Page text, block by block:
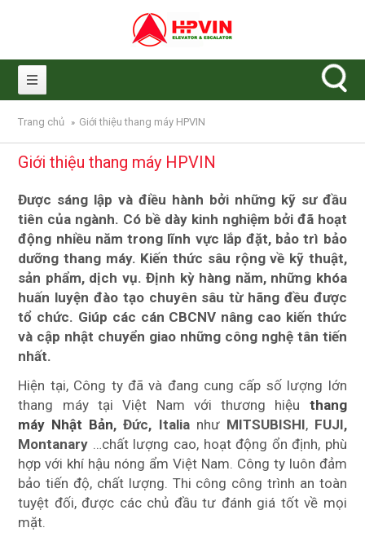
Trang chủ » Giới thiệu thang máy HPVIN
Giới thiệu thang máy HPVIN
Được sáng lập và điều hành bởi những kỹ sư đầu
tiên của ngành. Có bề dày kinh nghiệm bởi đã hoạt
động nhiều năm trong lĩnh vực lắp đặt, bảo trì bảo
dưỡng thang máy. Kiến thức sâu rộng về kỹ thuật,
sản phẩm, dịch vụ. Định kỳ hàng năm, những khóa
huấn luyện đào tạo chuyên sâu từ hãng đều được
tổ chức. Giúp các cán CBCNV nâng cao kiến thức
và cập nhật chuyển giao những công nghệ tân tiến
nhất.
Hiện tại, Công ty đã và đang cung cấp số lượng lớn
thang máy tại Việt Nam với thương hiệu thang
máy Nhật Bản, Đức, Italianhư MITSUBISHI, FUJI,
Montanary …chất lượng cao, hoạt động ổn định, phù
hợp với khí hậu nóng ẩm Việt Nam. Công ty luôn đảm
bảo tiến độ, chất lượng. Thi công công trình an toàn
tuyệt đối, được các chủ đầu tư đánh giá tốt về mọi
mặt.